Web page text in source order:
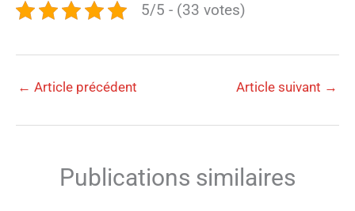
5/5 - (33 votes)
← Article précédent Article suivant →
Publications similaires